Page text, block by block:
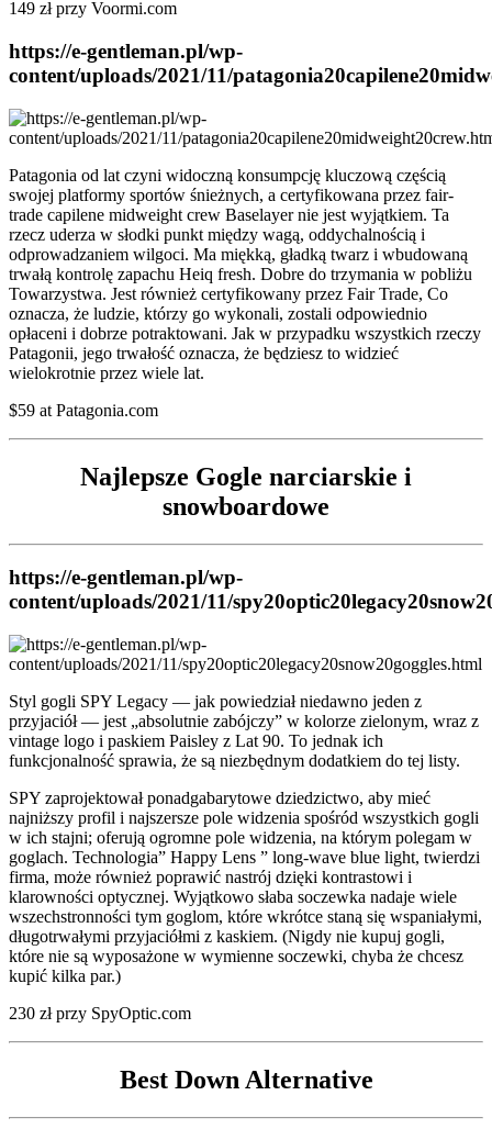
149 zł przy Voormi.com
https://e-gentleman.pl/wp-
content/uploads/2021/11/
Patagonia od lat czyni widoczną konsumpcję kluczową częścią
swojej platformy sportów śnieżnych, a certyfikowana przez fair-
trade capilene midweight crew Baselayer nie jest wyjątkiem. Ta
rzecz uderza w słodki punkt między wagą, oddychalnością i
odprowadzaniem wilgoci. Ma miękką, gładką twarz i wbudowaną
trwałą kontrolę zapachu Heiq fresh. Dobre do trzymania w pobliżu
Towarzystwa. Jest również certyfikowany przez Fair Trade, Co
oznacza, że ludzie, którzy go wykonali, zostali odpowiednio
opłaceni i dobrze potraktowani. Jak w przypadku wszystkich rzeczy
Patagonii, jego trwałość oznacza, że będziesz to widzieć
wielokrotnie przez wiele lat.
$59 at Patagonia.com
Najlepsze Gogle narciarskie i
snowboardowe
https://e-gentleman.pl/wp-
content/uploads/2021/11/
Styl gogli SPY Legacy — jak powiedział niedawno jeden z
przyjaciół — jest „absolutnie zabójczy” w kolorze zielonym, wraz z
vintage logo i paskiem Paisley z Lat 90. To jednak ich
funkcjonalność sprawia, że są niezbędnym dodatkiem do tej listy.
SPY zaprojektował ponadgabarytowe dziedzictwo, aby mieć
najniższy profil i najszersze pole widzenia spośród wszystkich gogli
w ich stajni; oferują ogromne pole widzenia, na którym polegam w
goglach. Technologia” Happy Lens ” long-wave blue light, twierdzi
firma, może również poprawić nastrój dzięki kontrastowi i
klarowności optycznej. Wyjątkowo słaba soczewka nadaje wiele
wszechstronności tym goglom, które wkrótce staną się wspaniałymi,
długotrwałymi przyjaciółmi z kaskiem. (Nigdy nie kupuj gogli,
które nie są wyposażone w wymienne soczewki, chyba że chcesz
kupić kilka par.)
230 zł przy SpyOptic.com
Best Down Alternative